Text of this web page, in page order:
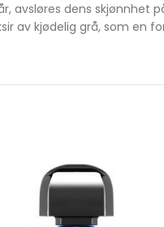
avsløres dens skjønnhet
av kjødelig grå, som en